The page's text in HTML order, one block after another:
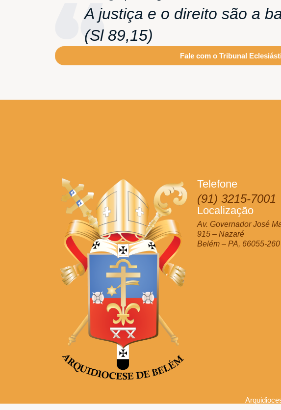
A justiça e o direito são a
(Sl 89,15)
Fale com o Tribunal
Telefone
(91) 3215-7001
Localização
Av. Governador José
915 – Nazaré
Belém – PA, 66055-260